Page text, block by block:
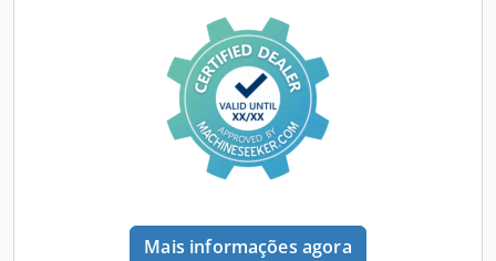
Mais informações agora